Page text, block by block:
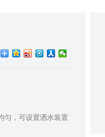
匀，可设置洒水装置